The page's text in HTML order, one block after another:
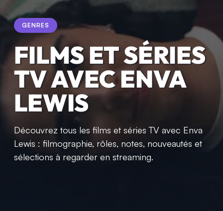
GENRES
FILMS ET SÉRIES
TV AVEC ENVA
LEWIS
Découvrez tous les films et séries TV avec Enva
Lewis : filmographie, rôles, notes, nouveautés et
sélections à regarder en streaming.